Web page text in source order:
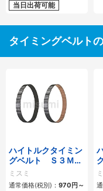
当日出荷可能
タイミングベルト
ハイトルクタイミン
グベルト Ｓ３Ｍタ
イプ
ミスミ
通常価格(税別)： 970 円 ～